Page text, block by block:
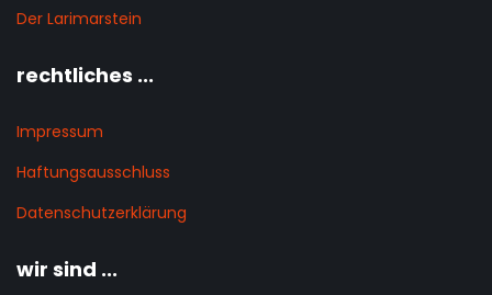
Der Larimarstein
rechtliches ...
Impressum
Haftungsausschluss
Datenschutzerklärung
wir sind ...